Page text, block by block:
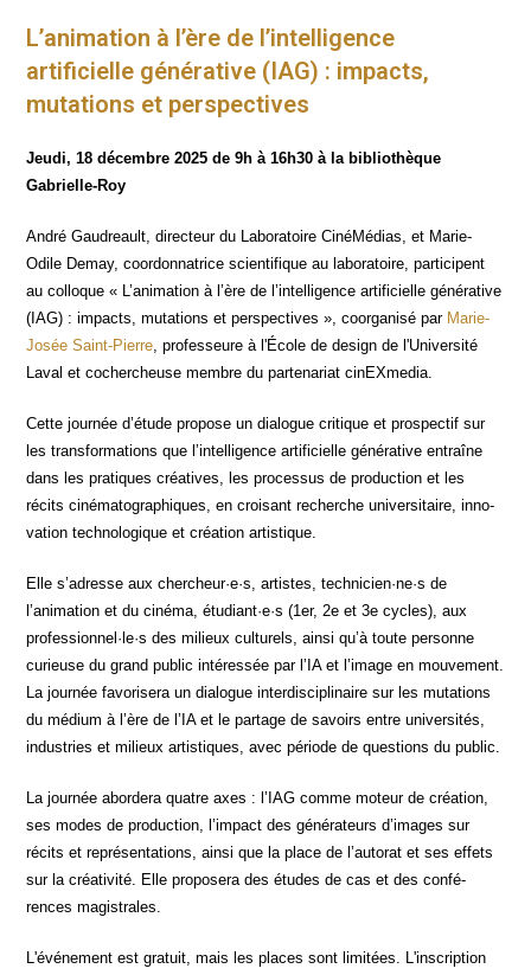
L’animation à l’ère de l’intelligence
artificielle générative (IAG) : impacts,
mutations et perspectives
Jeu­di, 18 décembre 2025 de 9h à 16h30 à la biblio­thèque
Gabrielle-Roy
André Gau­dreault, direc­teur du Labo­ra­toire Ciné­Mé­dias, et Marie-
Odile Demay, coor­don­na­trice scien­ti­fique au labo­ra­toire, par­ti­cipent
au col­loque « L’animation à l’ère de l’intelligence arti­fi­cielle géné­ra­tive
(IAG) : impacts, muta­tions et pers­pec­tives », coor­ga­ni­sé par Marie-
Josée Saint-Pierre, pro­fes­seure à l'École de desi­gn de l'Université
Laval et cocher­cheuse membre du par­te­na­riat cinEXmedia.
Cette jour­née d’étude pro­pose un dia­logue cri­tique et pros­pec­tif sur
les trans­for­ma­tions que l’intelligence arti­fi­cielle géné­ra­tive entraîne
dans les pra­tiques créa­tives, les pro­ces­sus de pro­duc­tion et les
récits ciné­ma­to­gra­phiques, en croi­sant recherche uni­ver­si­taire, inno­
va­tion tech­no­lo­gique et créa­tion artistique.
Elle s’adresse aux chercheur·e·s, artistes, technicien·ne·s de
l’animation et du ciné­ma, étudiant·e·s (1er, 2e et 3e cycles), aux
professionnel·le·s des milieux cultu­rels, ain­si qu’à toute per­sonne
curieuse du grand public inté­res­sée par l’IA et l’image en mou­ve­ment.
La jour­née favo­ri­se­ra un dia­logue inter­dis­ci­pli­naire sur les muta­tions
du médium à l’ère de l’IA et le par­tage de savoirs entre uni­ver­si­tés,
indus­tries et milieux artis­tiques, avec période de ques­tions du public.
La jour­née abor­de­ra quatre axes : l’IAG comme moteur de créa­tion,
ses modes de pro­duc­tion, l’impact des géné­ra­teurs d’images sur
récits et repré­sen­ta­tions, ain­si que la place de l’autorat et ses effets
sur la créa­ti­vi­té. Elle pro­po­se­ra des études de cas et des confé­
rences magistrales.
L'événement est gra­tuit, mais les places sont limi­tées. L'inscription